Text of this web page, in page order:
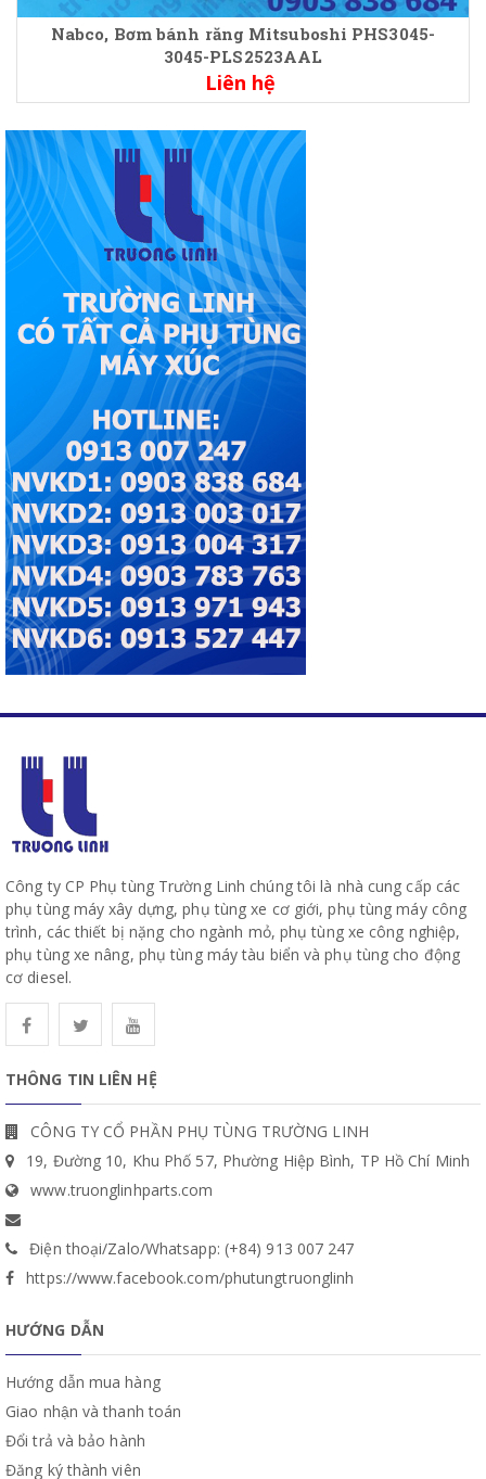
Nabco, Bơm bánh răng Mitsuboshi PHS3045-
3045-PLS2523AAL
Liên hệ
Công ty CP Phụ tùng Trường Linh chúng tôi là nhà cung cấp các
phụ tùng máy xây dựng, phụ tùng xe cơ giới, phụ tùng máy công
trình, các thiết bị nặng cho ngành mỏ, phụ tùng xe công nghiệp,
phụ tùng xe nâng, phụ tùng máy tàu biển và phụ tùng cho động
cơ diesel.
THÔNG TIN LIÊN HỆ
CÔNG TY CỔ PHẦN PHỤ TÙNG TRƯỜNG LINH
19, Đường 10, Khu Phố 57, Phường Hiệp Bình, TP Hồ Chí Minh
www.truonglinhparts.com
Điện thoại/Zalo/Whatsapp: (+84) 913 007 247
https://www.facebook.com/phutungtruonglinh
HƯỚNG DẪN
Hướng dẫn mua hàng
Giao nhận và thanh toán
Đổi trả và bảo hành
Đăng ký thành viên